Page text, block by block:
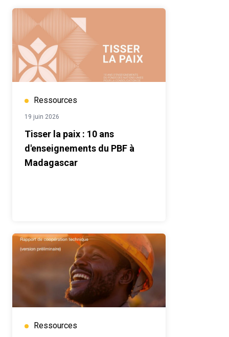
Ressources
19 juin 2026
Tisser la paix : 10 ans
d'enseignements du PBF à
Madagascar
Ressources